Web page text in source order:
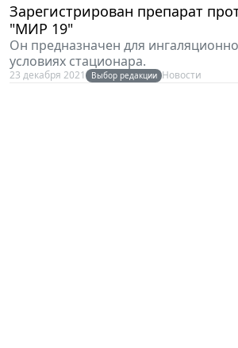
Зарегистрирован препарат
"МИР 19"
Он предназначен для
условиях стационара.
23 декабря 2021 Выбор редакции Новости